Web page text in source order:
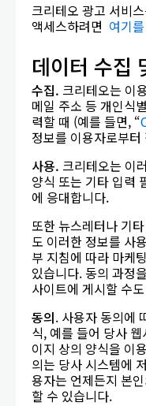
크리테오 광고 서비
액세스하려면 여기
데이터 수집
수집. 크리테오는 이
메일 주소 등 개인식
력할 때 (예를 들면, “
정보를 이용자로부
사용. 크리테오는 이
양식 또는 기타 입력
에 응대합니다.
또한 뉴스레터나 기
도 이러한 정보를 사
부 지침에 따라 마케
있습니다. 동의 과정
사이트에 게시할 수
동의. 사용자 동의에
식, 예를 들어 당사
이지 상의 양식을 이
의는 당사 시스템에
용자는 언제든지 본
할 수 있습니다.